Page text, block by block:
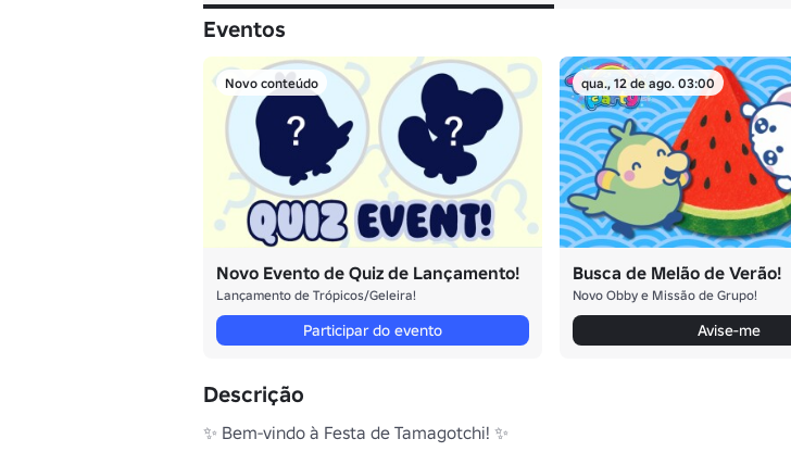
Eventos
Novo conteúdo
Novo Evento de Quiz de Lançamento!
Lançamento de Trópicos/Geleira!
Participar do evento
qua., 12 de ago. 03:00
Busca de Melão de Verão!
Novo Obby e Missão de Grupo!
Avise-me
Descrição
✨ Bem-vindo à Festa de Tamagotchi! ✨